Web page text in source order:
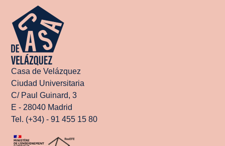
Casa de Velázquez
Ciudad Universitaria
C/ Paul Guinard, 3
E - 28040 Madrid
Tel. (+34) - 91 455 15 80